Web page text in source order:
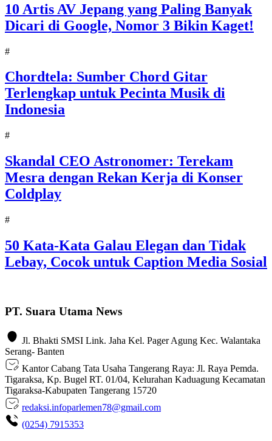
10 Artis AV Jepang yang Paling Banyak
Dicari di Google, Nomor 3 Bikin Kaget!
#
Chordtela: Sumber Chord Gitar
Terlengkap untuk Pecinta Musik di
Indonesia
#
Skandal CEO Astronomer: Terekam
Mesra dengan Rekan Kerja di Konser
Coldplay
#
50 Kata-Kata Galau Elegan dan Tidak
Lebay, Cocok untuk Caption Media Sosial
PT. Suara Utama News
Jl. Bhakti SMSI Link. Jaha Kel. Pager Agung Kec. Walantaka
Serang- Banten
Kantor Cabang Tata Usaha Tangerang Raya: Jl. Raya Pemda.
Tigaraksa, Kp. Bugel RT. 01/04, Kelurahan Kaduagung Kecamatan
Tigaraksa-Kabupaten Tangerang 15720
redaksi.infoparlemen78@gmail.com
(0254) 7915353